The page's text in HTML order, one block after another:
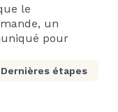
le
un
pour
Dernières étapes